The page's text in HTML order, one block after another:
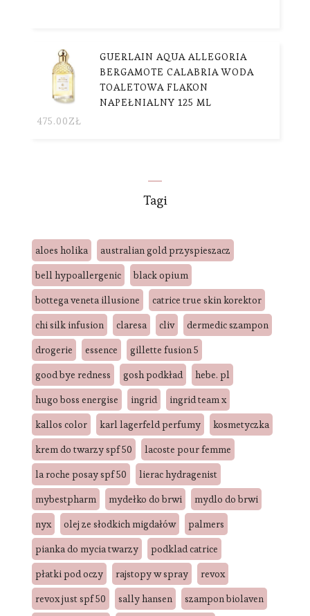
GUERLAIN AQUA ALLEGORIA
BERGAMOTE CALABRIA WODA
TOALETOWA FLAKON
NAPEŁNIALNY 125 ML
475.00ZŁ
Tagi
aloes holika
australian gold przyspieszacz
bell hypoallergenic
black opium
bottega veneta illusione
catrice true skin korektor
chi silk infusion
claresa cliv
dermedic szampon
drogerie
essence
gillette fusion 5
good bye redness
gosh podkład
hebe. pl
hugo boss energise
ingrid
ingrid team x
kallos color
karl lagerfeld perfumy
kosmetyczka
krem do twarzy spf 50
lacoste pour femme
la roche posay spf 50
lierac hydragenist
mybestpharm
mydełko do brwi
mydlo do brwi
nyx
olej ze słodkich migdałów
palmers
pianka do mycia twarzy
podklad catrice
płatki pod oczy
rajstopy w spray
revox
revox just spf 50
sally hansen
szampon biolaven